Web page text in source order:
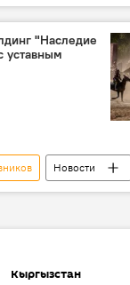
Жапаров
"Наследие
уставным
Новости
холдинг
Кыргызстан